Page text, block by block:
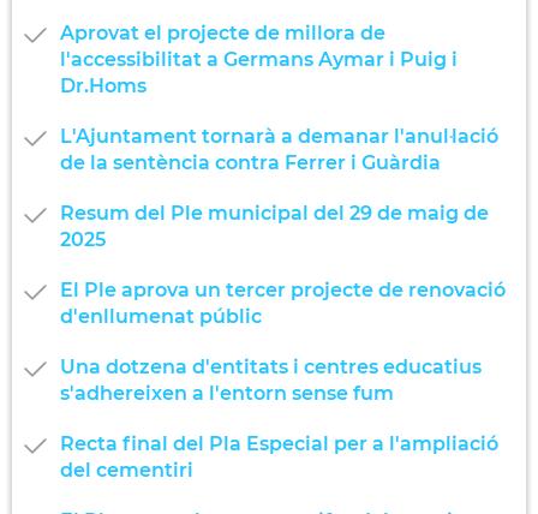
Aprovat el projecte de millora de
l'accessibilitat a Germans Aymar i Puig i
Dr.Homs
L'Ajuntament tornarà a demanar l'anul·lació
de la sentència contra Ferrer i Guàrdia
Resum del Ple municipal del 29 de maig de
2025
El Ple aprova un tercer projecte de renovació
d'enllumenat públic
Una dotzena d'entitats i centres educatius
s'adhereixen a l'entorn sense fum
Recta final del Pla Especial per a l'ampliació
del cementiri